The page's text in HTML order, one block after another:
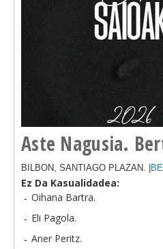
Aste Nagusia.
BILBON, SANTIAGO PLAZAN. |
Ez Da Kasualidadea:
Oihana Bartra.
Eli Pagola.
Aner Peritz.